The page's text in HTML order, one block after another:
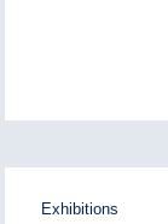
Exhibitions